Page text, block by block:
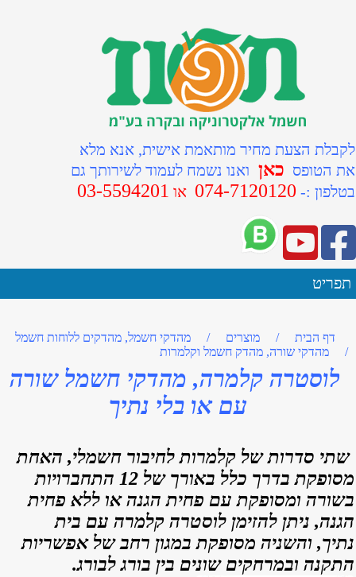
לקבלת הצעת מחיר מותאמת אישית, אנא מלא
את הטופס כאן ואנו נשמח לעמוד לשירותך גם
בטלפון :- 074-7120120 או 03-5594201
תפריט
דף הבית / מוצרים /
מהדקי חשמל, מהדקים ללוחות חשמל
/
מהדקי שורה, מהדק חשמל וקלמרות
לוסטרה קלמרה, מהדקי חשמל שורה
עם או בלי נתיך
שתי סדרות של קלמרות לחיבור חשמלי, האחת
מסופקת בדרך כלל באורך של 12 התחברויות
בשורה ומסופקת עם פחית הגנה או ללא פחית
הגנה, ניתן להזימן לוסטרה קלמרה עם בית
נתיך, והשניה מסופקת במגון רחב של אפשריות
התקנה ובמרחקים שונים בין בורג לבורג.